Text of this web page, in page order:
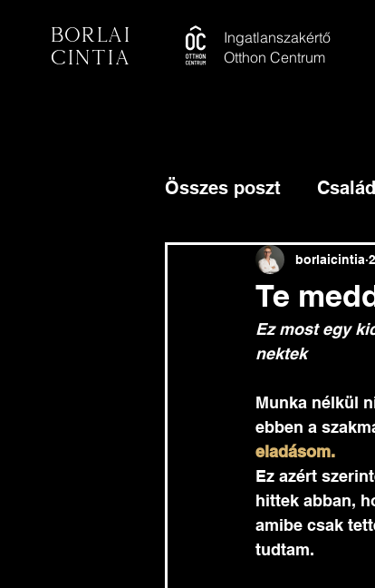
Borlai
Cintia
Ingatlanszakértő
Otthon Centrum
Összes poszt
Te
borlaicintia
Ez most egy
nektek
Munka nélkül
ebben a
eladásom.
Ez azért
hittek abban,
amibe csak
tudtam.